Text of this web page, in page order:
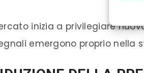
inizia a privilegiare
emergono proprio nella